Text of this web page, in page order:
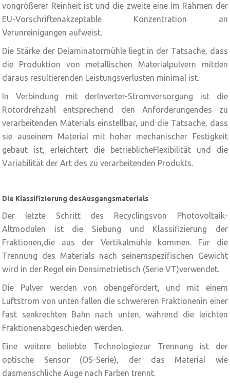
vongrößerer Reinheit ist und die zweite eine im Rahmen der
EU-Vorschriftenakzeptable Konzentration an
Verunreinigungen aufweist.
Die Stärke der Delaminatormühle liegt in der Tatsache, dass
die Produktion von metallischen Materialpulvern mitden
daraus resultierenden Leistungsverlusten minimal ist.
In Verbindung mit derInverter-Stromversorgung ist die
Rotordrehzahl entsprechend den Anforderungendes zu
verarbeitenden Materials einstellbar, und die Tatsache, dass
sie auseinem Material mit hoher mechanischer Festigkeit
gebaut ist, erleichtert die betrieblicheFlexibilität und die
Variabilität der Art des zu verarbeitenden Produkts.
Die Klassifizierung desAusgangsmaterials
Der letzte Schritt des Recyclingsvon Photovoltaik-
Altmodulen ist die Siebung und Klassifizierung der
Fraktionen,die aus der Vertikalmühle kommen. Für die
Trennung des Materials nach seinemspezifischen Gewicht
wird in der Regel ein Densimetrietisch (Serie VT)verwendet.
Die Pulver werden von obengefördert, und mit einem
Luftstrom von unten fallen die schwereren Fraktionenin einer
fast senkrechten Bahn nach unten, während die leichten
Fraktionenabgeschieden werden.
Eine weitere beliebte Technologiezur Trennung ist der
optische Sensor (OS-Serie), der das Material wie
dasmenschliche Auge nach Farben trennt.